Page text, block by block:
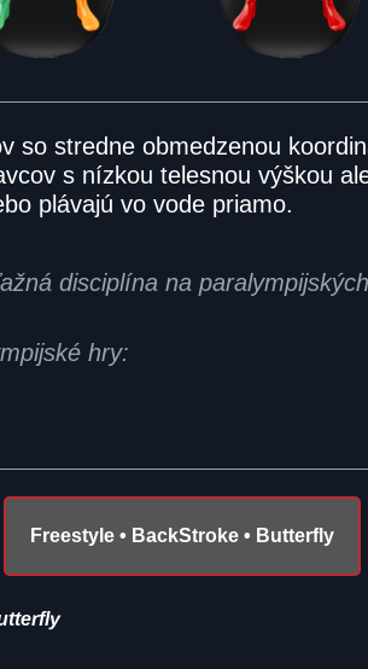
so stredne obmedzenou
s nízkou telesnou výškou
plávajú vo vode priamo.
disciplína na
hry:
Freestyle • BackStroke • Butterfly